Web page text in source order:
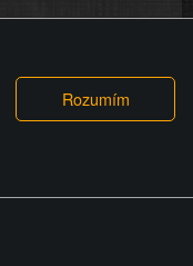
provozovatele
nebo video na
videa nebo
uplatnit vůči
škody nebo
To jen